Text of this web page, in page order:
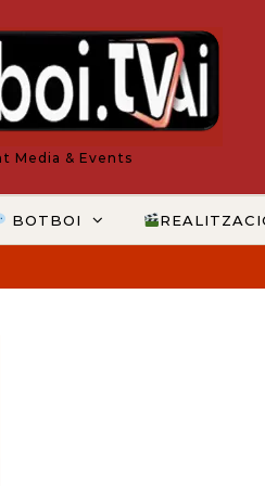
Media & Events
BOTBOI